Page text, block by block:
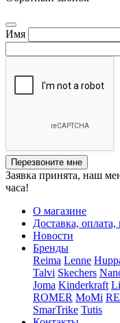
Имя
Перезвоните мне
Заявка принята, наш
часа!
О магазине
Доставка, оплата,
Новости
Бренды
Reima Lenne
Talvi Skechers
Joma Kinderkraft
ROMER MoMi
SmarTrike Tutis